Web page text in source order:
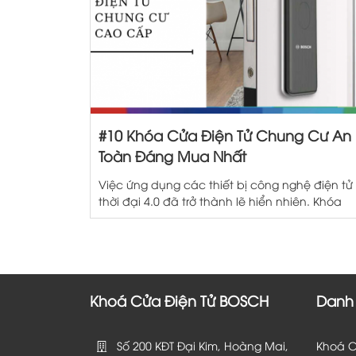
#10 Khóa Cửa Điện Tử Chung Cư An
Toàn Đáng Mua Nhất
Việc ứng dụng các thiết bị công nghệ điện tử
thời đại 4.0 đã trở thành lẽ hiển nhiên. Khóa
cửa điện tử chung cư là một trong những lựa
Khoá Cửa Điện Tử BOSCH
Số 200 KĐT Đại Kim, Hoàng Mai,
Khoá